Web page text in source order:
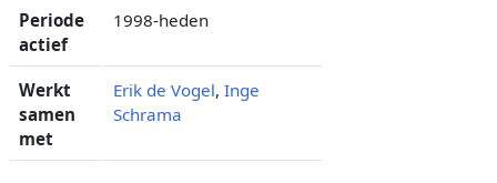
Periode
actief
1998-heden
Werkt
samen
met
Erik de Vogel, Inge
Schrama